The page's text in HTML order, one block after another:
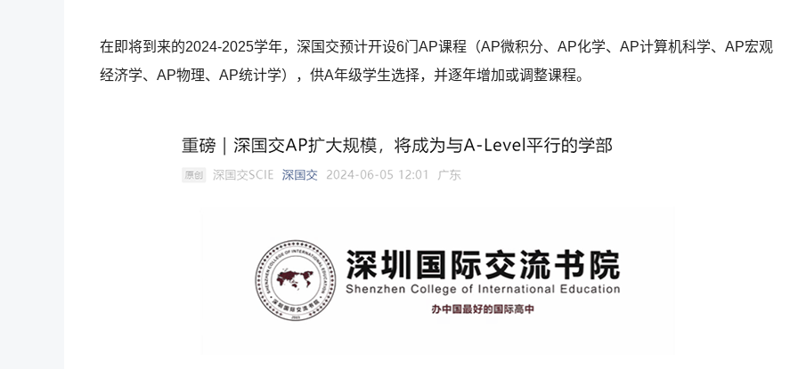
在即将到来的2024-2025学年，深国交预计开设6门AP课程（AP微积分、AP化学、AP计算机科学、AP宏观
经济学、AP物理、AP统计学），供A年级学生选择，并逐年增加或调整课程。